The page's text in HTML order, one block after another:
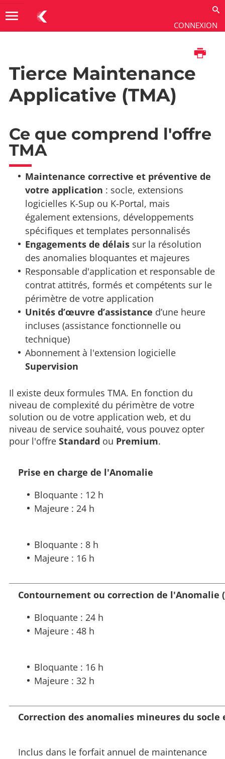
CONNEXION
menu
Imprimer
Tierce Maintenance
Applicative (TMA)
Ce que comprend l'offre
TMA
Maintenance corrective et préventive de
votre application : socle, extensions
logicielles K-Sup ou K-Portal, mais
également extensions, développements
spécifiques et templates personnalisés
Engagements de délais sur la résolution
des anomalies bloquantes et majeures
Responsable d'application et responsable de
contrat attitrés, formés et compétents sur le
périmètre de votre application
Unités d’œuvre d’assistance d’une heure
incluses (assistance fonctionnelle ou
technique)
Abonnement à l'extension logicielle
Supervision
Il existe deux formules TMA. En fonction du
niveau de complexité du périmètre de votre
solution ou de votre application web, et du
niveau de service souhaité, vous pouvez opter
pour l'offre Standard ou Premium.
Prise en charge de l'Anomalie
Bloquante : 12 h
Majeure : 24 h
Bloquante : 8 h
Majeure : 16 h
Contournement ou correction de l'Anomalie
Bloquante : 24 h
Majeure : 48 h
Bloquante : 16 h
Majeure : 32 h
Correction des anomalies mineures du
Inclus dans le forfait annuel de maintenance